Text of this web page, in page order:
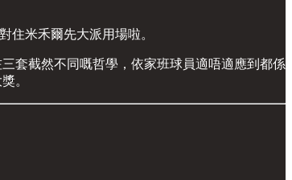
住米禾爾先大派用場啦。
套截然不同嘅哲學，依家班球員適唔適應到都係
。